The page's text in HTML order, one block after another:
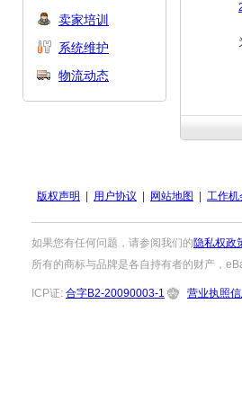
卖家培训
系统维护
物流动态
版权声明 用户协议 网站地图 工作机
如果您有任何问题，请参阅我们的隐私权政
所有的商标与品牌是各自持有者的财产，
ICP证: 合字B2-20090003-1 营业执照